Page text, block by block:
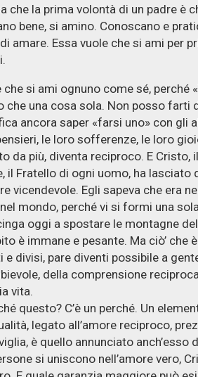
che la prima volontà di un padre è
bene, si amino. Conoscano e
di amare. Essa vuole che si ami per
che si ami ognuno come sé, perché
che una cosa sola. Non posso farti
ancora saper «farsi uno» con gli
le loro sofferenze, le loro
da più, diventa reciproco. E Cristo,
il Fratello di ogni uomo, ha lasciato
vicendevole. Egli sapeva che era
mondo, perché vi si formi una
oggi a spostare le montagne
è immane e pesante. Ma ciò’ che
e divisi, pare diventi possibile a
della comprensione
vita.
questo? C’è un perché. Un
legato all’amore reciproco,
è quello annunciato anch’esso
si uniscono nell’amore vero,